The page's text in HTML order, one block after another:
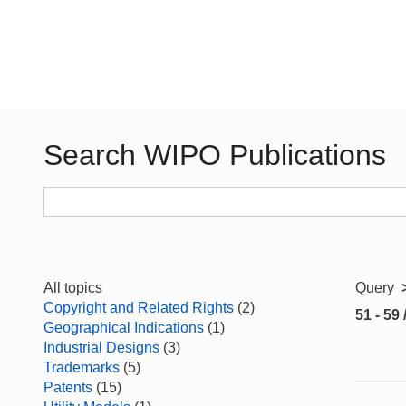
Search WIPO Publications
All topics
Copyright and Related Rights (2)
Geographical Indications (1)
Industrial Designs (3)
Trademarks (5)
Patents (15)
Query
51 - 59